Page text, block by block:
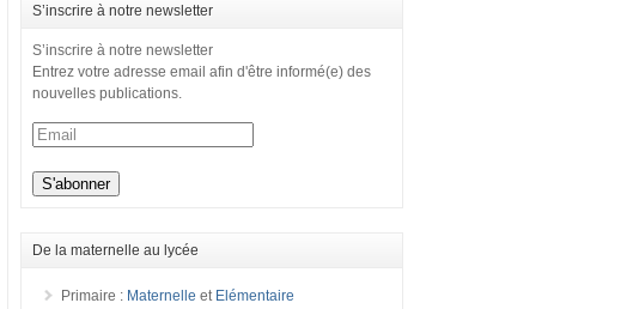
S’inscrire à notre newsletter
S’inscrire à notre newsletter
Entrez votre adresse email afin d'être informé(e) des
nouvelles publications.
De la maternelle au lycée
Primaire : Maternelle et Elémentaire